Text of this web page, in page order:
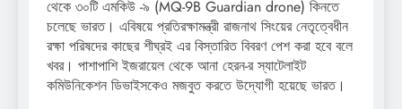
থেকে ৩০টি এমকিউ -৯ (MQ-9B Guardian drone) কিনতে
চলেছে ভারত। এবিষয়ে প্রতিরক্ষামন্ত্রী রাজনাথ সিংয়ের নেতৃত্বেধীন
রক্ষা পরিষদের কাছের শীঘ্রই এর বিস্তারিত বিবরণ পেশ করা হবে বলে
খবর। পাশাপাশি ইজরায়েল থেকে আনা হেরন-র স্যাটেলাইট
কমিউনিকেশন ডিভাইসকেও মজবুত করতে উদ্যোগী হয়েছে ভারত।